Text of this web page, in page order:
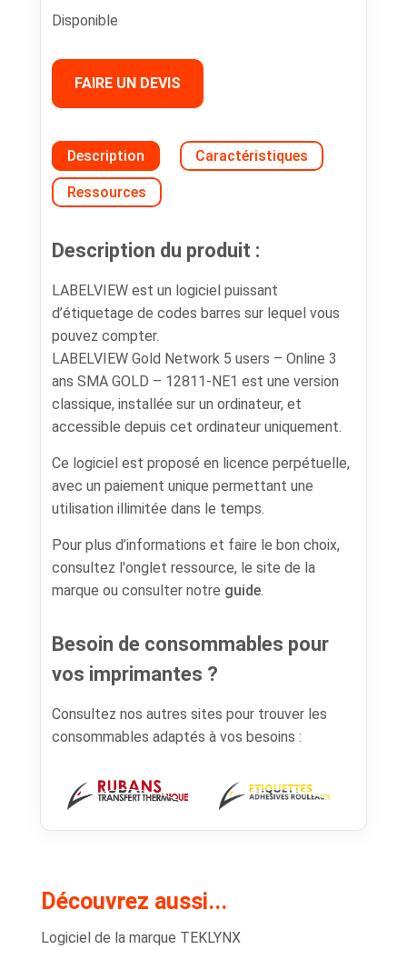
Disponible
FAIRE UN DEVIS
Description Caractéristiques
Ressources
Description du produit :
LABELVIEW est un logiciel puissant
d’étiquetage de codes barres sur lequel vous
pouvez compter.
LABELVIEW Gold Network 5 users – Online 3
ans SMA GOLD – 12811-NE1 est une version
classique, installée sur un ordinateur, et
accessible depuis cet ordinateur uniquement.
Ce logiciel est proposé en licence perpétuelle,
avec un paiement unique permettant une
utilisation illimitée dans le temps.
Pour plus d’informations et faire le bon choix,
consultez l'onglet ressource, le site de la
marque ou consulter notre guide.
Besoin de consommables pour
vos imprimantes ?
Consultez nos autres sites pour trouver les
consommables adaptés à vos besoins :
Découvrez aussi...
Logiciel de la marque TEKLYNX